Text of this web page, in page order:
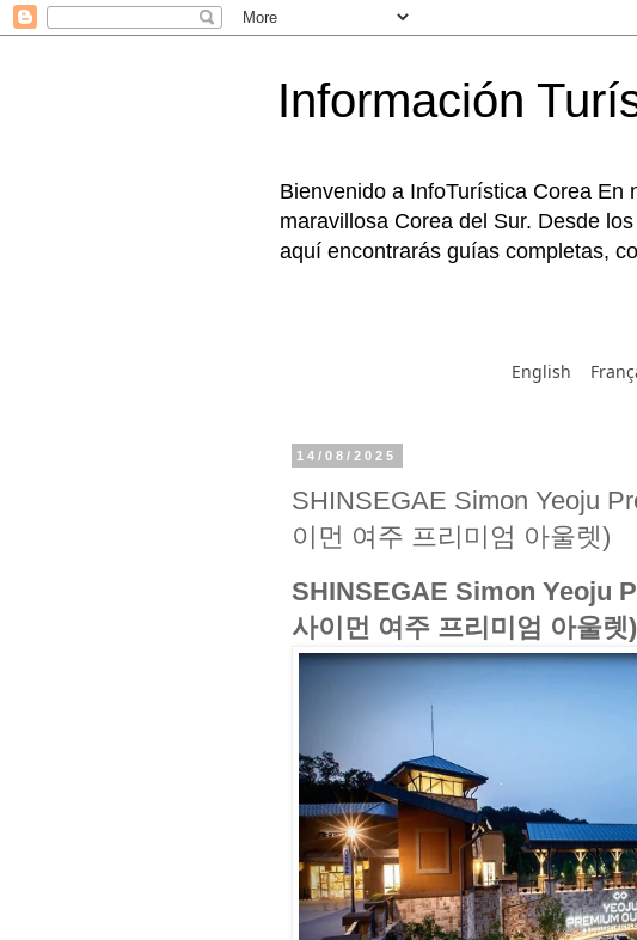
Información
Bienvenido a InfoTurística Corea En
maravillosa Corea del Sur. Desde
aquí encontrarás guías completas,
English
14/08/2025
SHINSEGAE Simon Yeoju
이먼 여주 프리미엄 아울렛)
SHINSEGAE Simon Yeoju
사이먼 여주 프리미엄 아울렛)